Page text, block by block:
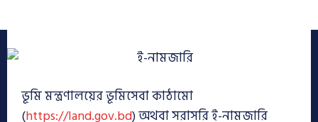
ভূমি মন্ত্রণালয়ের ভূমিসেবা কাঠামো
(https://land.gov.bd) অথবা সরাসরি ই-নামজারি